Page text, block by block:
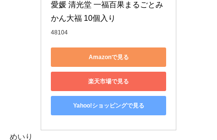
愛媛 清光堂 一福百果まるごとみ
かん大福 10個入り
48104
Amazonで見る
楽天市場で見る
Yahoo!ショッピングで見る
めいり